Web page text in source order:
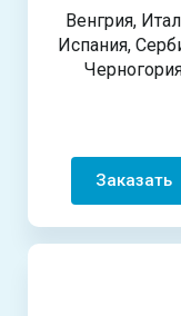
Венгрия,
Испания,
Заказать